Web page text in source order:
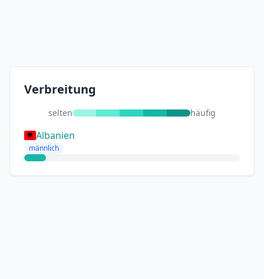
Verbreitung
selten häufig
Albanien
männlich